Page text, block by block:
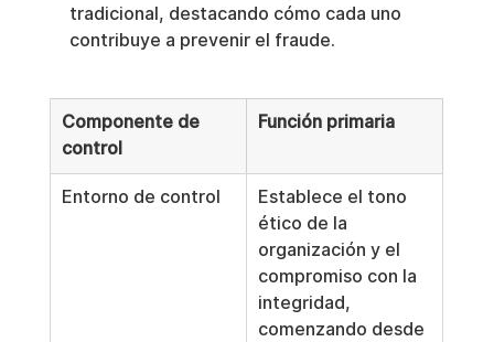
tradicional, destacando cómo cada uno
contribuye a prevenir el fraude.
Componente de
control
Función primaria
Entorno de control
Establece el tono
ético de la
organización y el
compromiso con la
integridad,
comenzando desde